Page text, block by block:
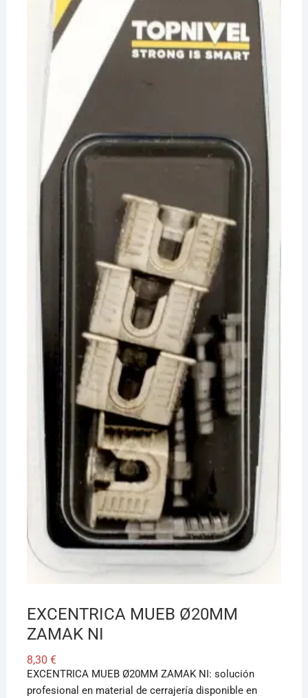
EXCENTRICA MUEB Ø20MM
ZAMAK NI
8,30 €
EXCENTRICA MUEB Ø20MM ZAMAK NI: solución
profesional en material de cerrajería disponible en
¡Hola! Soy el asesor virtual de Ferretería El Arroyo.
Cuéntame qué necesitas y te ayudo a encontrarlo,
aunque no sepas el nombre exacto